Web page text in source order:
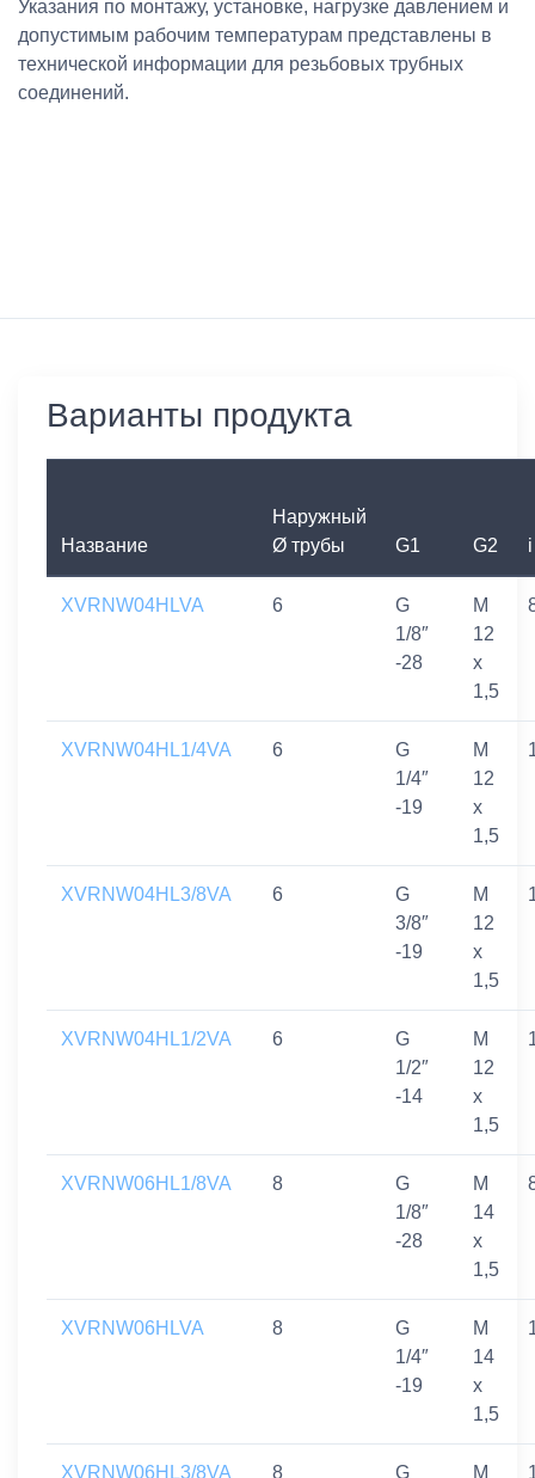
Указания по монтажу, установке, нагрузке давлением и
допустимым рабочим температурам представлены в
технической информации для резьбовых трубных
соединений.
Варианты продукта
Название
Наружный
Ø трубы
G1 G2 i
XVRNW04HLVA 6
G
1/8″
-28
M
12
x
1,5
XVRNW04HL1/4VA 6
G
1/4″
-19
M
12
x
1,5
XVRNW04HL3/8VA 6
G
3/8″
-19
M
12
x
1,5
XVRNW04HL1/2VA 6
G
1/2″
-14
M
12
x
1,5
XVRNW06HL1/8VA 8
G
1/8″
-28
M
14
x
1,5
XVRNW06HLVA 8
G
1/4″
-19
M
14
x
1,5
XVRNW06HL3/8VA 8
G
M